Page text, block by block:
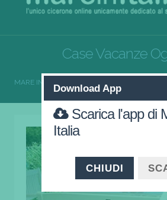
Case Vacanze
MARE IN ITALIA CASE
Download App
Scarica l'app di
Italia
CHIUDI